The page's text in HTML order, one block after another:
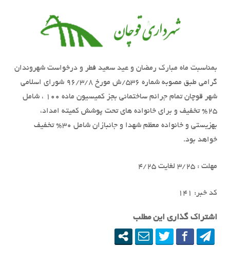
بمناسبت ماه مبارک رمضان و عید سعید فطر و درخواست شهروندان
گرامی طبق مصوبه شماره ۵۳۶/ش مورخ ۹۶/۳/۸ شورای اسلامی
شهر قوچان تمام جرائم ساختمانی بجز کمیسیون ماده ۱۰۰ ، شامل
۲۵% تخفیف و برای خانواده های تحت پوشش کمیته امداد،
بهزیستی و خانواده معظم شهدا و جانبازان شامل ۳۰% تخفیف
خواهد بود.
مهلت : ۳/۲۵ لغایت ۴/۲۵
کد خبر: ١۴١
اشتراک گذاری این مطلب